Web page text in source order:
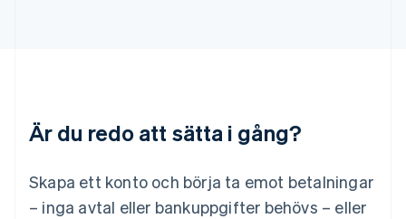
Är du redo att sätta i gång?
Skapa ett konto och börja ta emot betalningar
– inga avtal eller bankuppgifter behövs – eller
Malaysia
English
Mexiko